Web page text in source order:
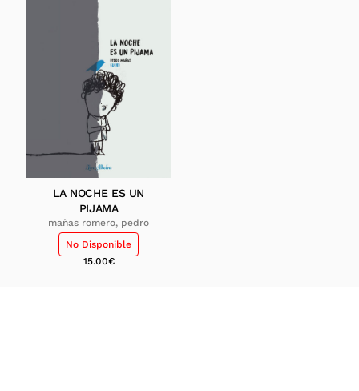
LA NOCHE ES UN
PIJAMA
mañas romero, pedro
No Disponible
15.00€